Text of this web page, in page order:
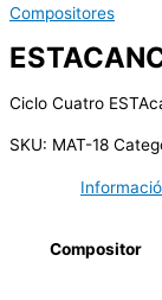
Compositores
Ciclo Cuatro
SKU: MAT-18
Compositor